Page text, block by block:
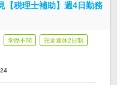
【税理士補助】週4日勤務
学歴不問 完全週休2日制